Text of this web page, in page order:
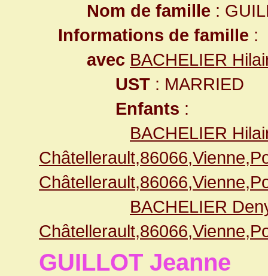
Nom de famille :
Informations de famille :
avec BACHELIER
UST : MARRIED
Enfants :
BACHELIER
BACHELIER
GUILLOT Jeanne